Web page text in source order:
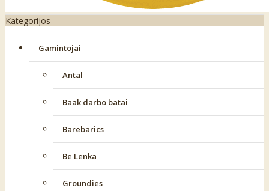
Kategorijos
Gamintojai
Antal
Baak darbo batai
Barebarics
Be Lenka
Groundies